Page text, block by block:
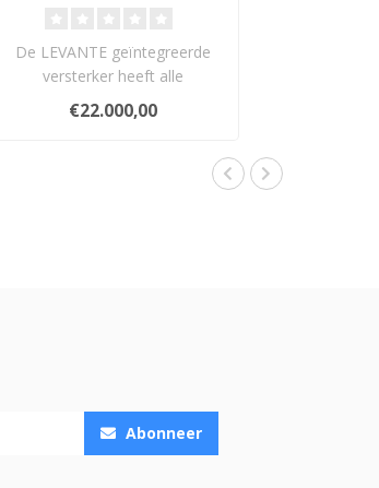
De LEVANTE geïntegreerde
versterker heeft alle
elementen die de Riviera
verster..
€22.000,00
Abonneer